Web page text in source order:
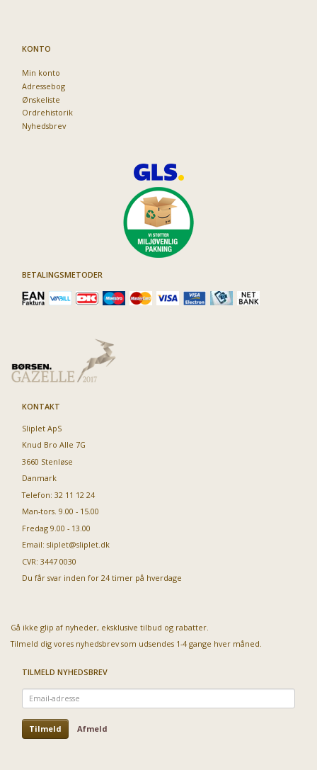
KONTO
Min konto
Adressebog
Ønskeliste
Ordrehistorik
Nyhedsbrev
BETALINGSMETODER
KONTAKT
Sliplet ApS
Knud Bro Alle 7G
3660 Stenløse
Danmark
Telefon: 32 11 12 24
Man-tors. 9.00 - 15.00
Fredag 9.00 - 13.00
Email: sliplet@sliplet.dk
CVR: 3447 0030
Du får svar inden for 24 timer på hverdage
Gå ikke glip af nyheder, eksklusive tilbud og rabatter.
Tilmeld dig vores nyhedsbrev som udsendes 1-4 gange hver måned.
TILMELD NYHEDSBREV
Email-
adresse
Tilmeld Afmeld